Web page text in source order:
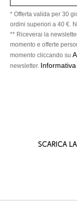
* Offerta valida per 30
ordini superiori a 40 €.
** Riceverai la
momento e offerte
momento cliccando su
newsletter.
Scarica